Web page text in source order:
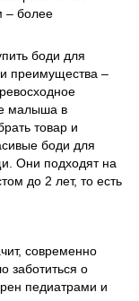
– более
боди для
преимущества –
малыша в
товар и
боди для
Они подходят на
до 2 лет, то есть
современно
заботиться о
педиатрами и